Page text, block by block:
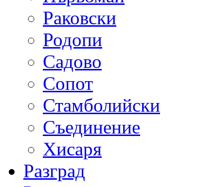
Раковски
Родопи
Садово
Сопот
Стамболийски
Съединение
Хисаря
Разград